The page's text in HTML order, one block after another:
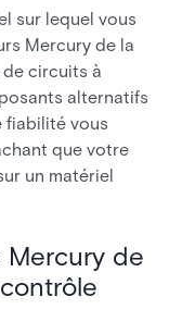
sur lequel vous
Mercury de la
circuits à
alternatifs
fiabilité vous
que votre
un matériel
de